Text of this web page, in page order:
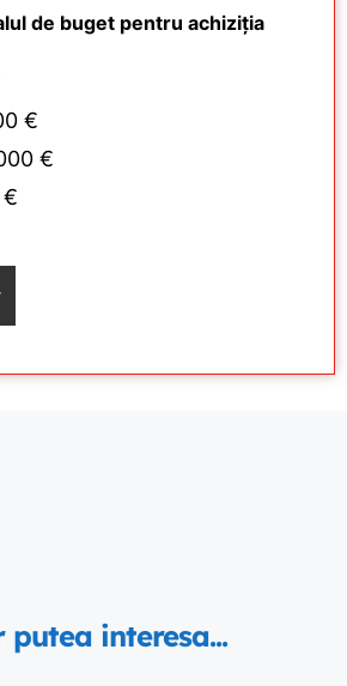
de buget pentru achiziția
€
€
€
putea interesa...